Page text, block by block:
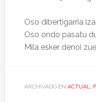
Oso dibertigarria
Oso ondo pasatu
Mila esker denoi
ARCHIVADO EN:ACTUAL,